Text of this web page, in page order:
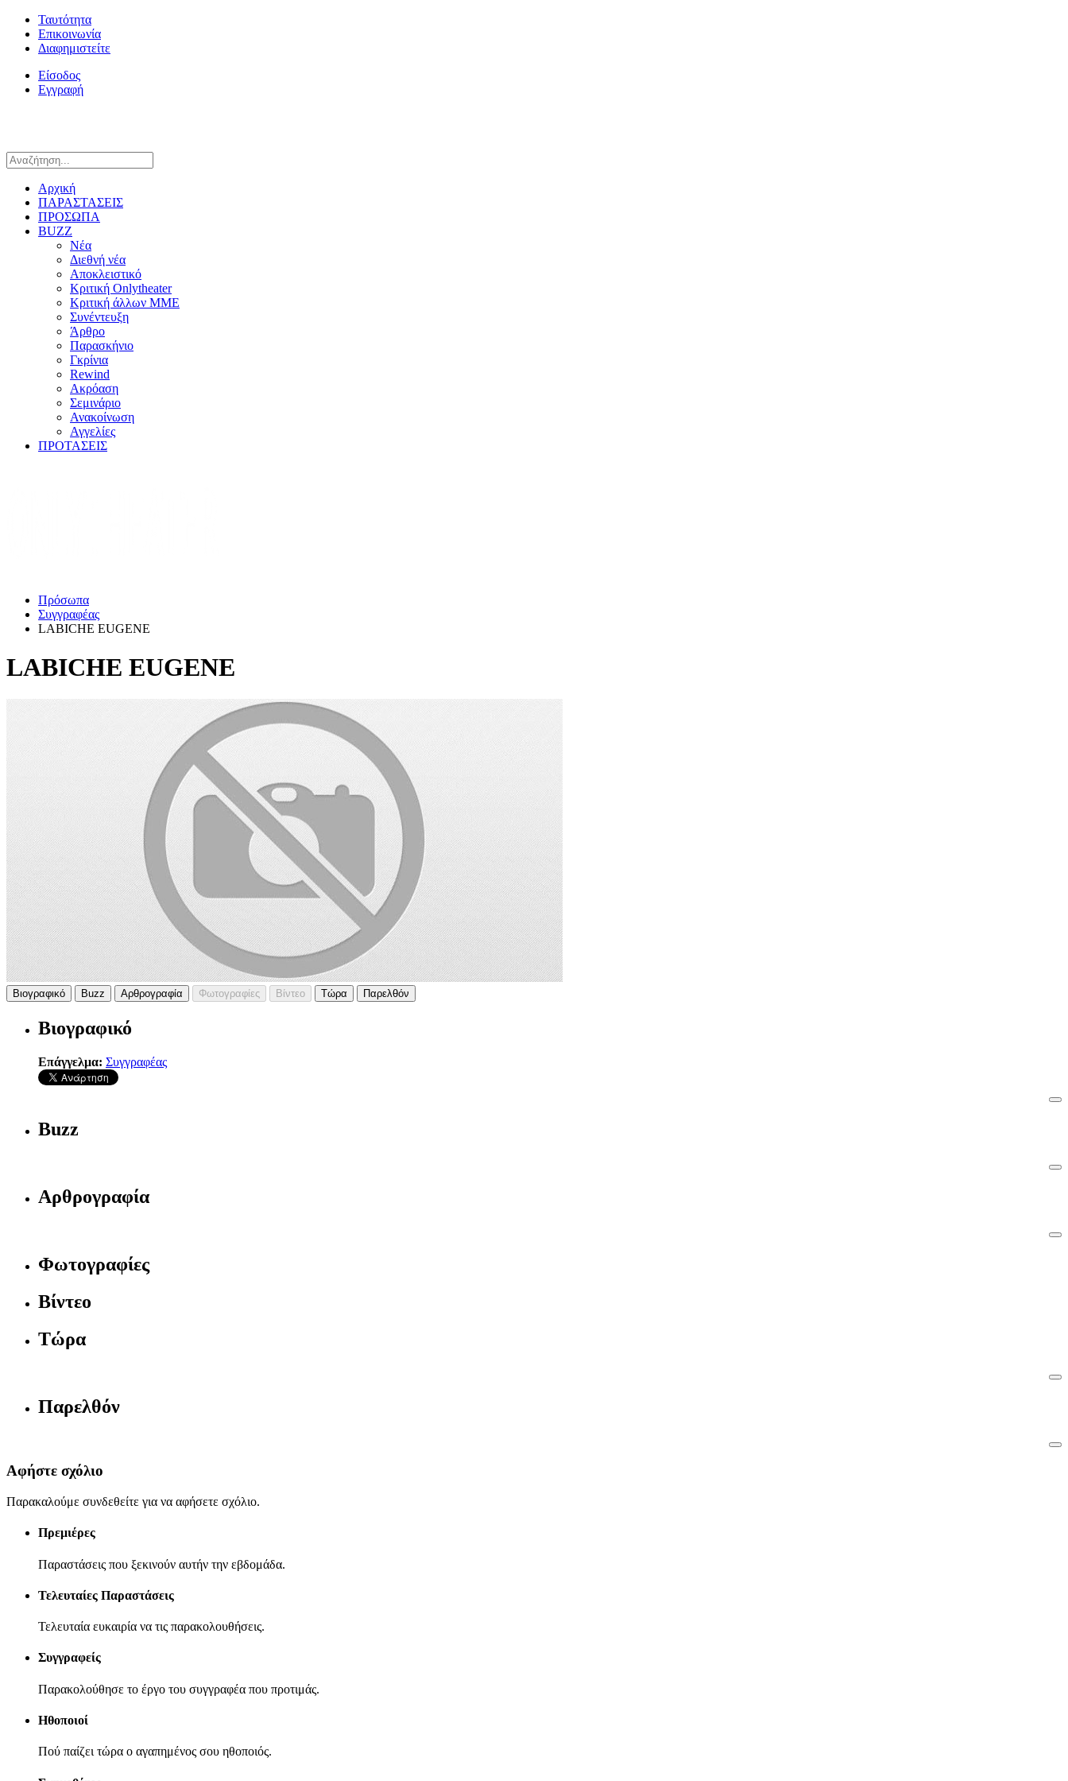
Ταυτότητα
Επικοινωνία
Διαφημιστείτε
Είσοδος
Εγγραφή
Αρχική
ΠΑΡΑΣΤΑΣΕΙΣ
ΠΡΟΣΩΠΑ
BUZZ
Νέα
Διεθνή νέα
Αποκλειστικό
Κριτική Onlytheater
Κριτική άλλων ΜΜΕ
Συνέντευξη
Άρθρο
Παρασκήνιο
Γκρίνια
Rewind
Ακρόαση
Σεμινάριο
Ανακοίνωση
Αγγελίες
ΠΡΟΤΑΣΕΙΣ
Πρόσωπα
Συγγραφέας
LABICHE EUGENE
LABICHE EUGENE
Βιογραφικό Buzz Αρθρογραφία Φωτογραφίες Βίντεο Τώρα Παρελθόν
Βιογραφικό
Επάγγελμα: Συγγραφέας
Buzz
Αρθρογραφία
Φωτογραφίες
Βίντεο
Τώρα
Παρελθόν
Αφήστε σχόλιο
Παρακαλούμε συνδεθείτε για να αφήσετε σχόλιο.
Πρεμιέρες
Παραστάσεις που ξεκινούν αυτήν την εβδομάδα.
Τελευταίες Παραστάσεις
Τελευταία ευκαιρία να τις παρακολουθήσεις.
Συγγραφείς
Παρακολούθησε το έργο του συγγραφέα που προτιμάς.
Ηθοποιοί
Πού παίζει τώρα ο αγαπημένος σου ηθοποιός.